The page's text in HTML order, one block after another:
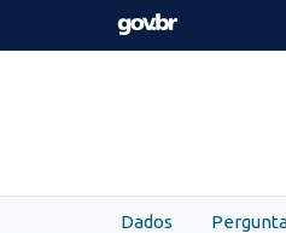
Skip to main content
Dados